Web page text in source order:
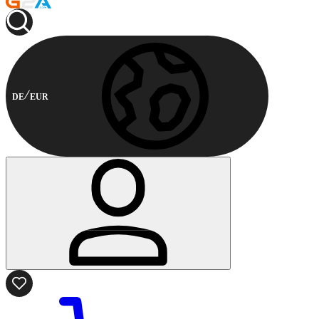
DE EUR